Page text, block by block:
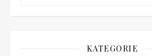
KATEGORIE